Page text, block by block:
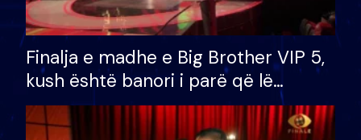
Finalja e madhe e Big Brother VIP 5,
kush është banori i parë që lë
shtëpinë dhe humb mundësinë për
të fituar çmimin e madh